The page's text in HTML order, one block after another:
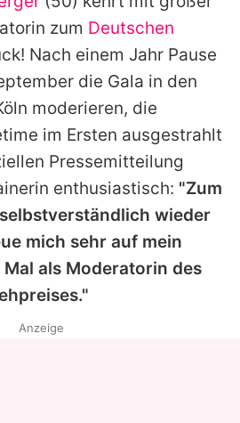
verwalten
zum Deutschen
Nach einem Jahr Pause
die Gala in den
moderieren, die
im Ersten ausgestrahlt
Pressemitteilung
enthusiastisch: "Zum
wieder
mich sehr auf mein
als Moderatorin des
Anzeige